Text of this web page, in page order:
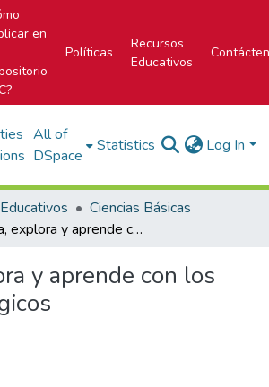
en
Políticas
Recursos
Educativos
All of
DSpace
Statistics Log In
Ciencias Básicas
Juega, explora y aprende con los prismas mágicos
y aprende con los